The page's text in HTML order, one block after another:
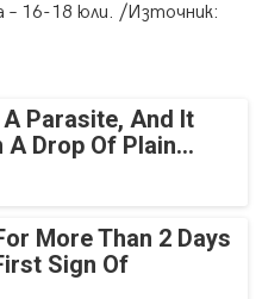
– 16-18 юли. /Източник:
Parasite, And It
A Drop Of Plain...
More Than 2 Days
Sign Of